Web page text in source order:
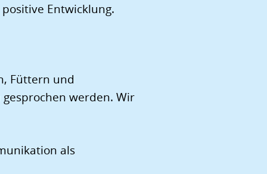
Entwicklung.
Füttern und
werden. Wir
als